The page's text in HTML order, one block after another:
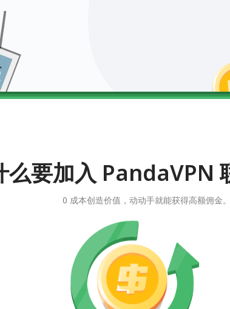
么要加入 PandaVPN
0 成本创造价值，动动手就能获得高额佣金。